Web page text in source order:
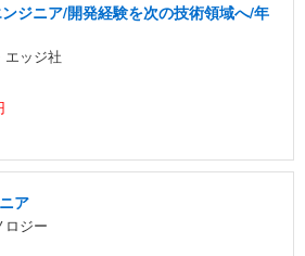
ジニア/開発経験を次の技術領域へ/年
エッジ社
ア
ロジー